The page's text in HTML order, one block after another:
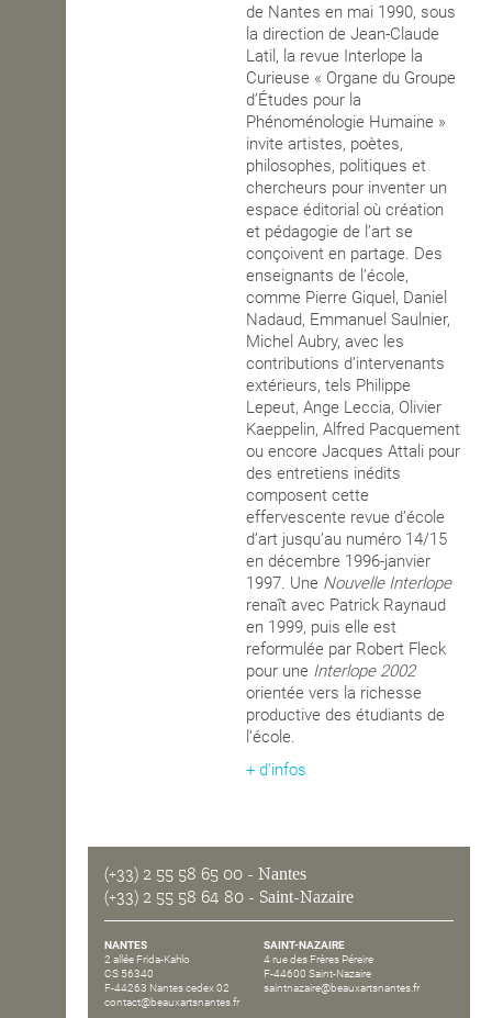
de Nantes en mai 1990, sous
la direction de Jean-Claude
Latil, la revue Interlope la
Curieuse « Organe du Groupe
d’Études pour la
Phénoménologie Humaine »
invite artistes, poètes,
philosophes, politiques et
chercheurs pour inventer un
espace éditorial où création
et pédagogie de l’art se
conçoivent en partage. Des
enseignants de l’école,
comme Pierre Giquel, Daniel
Nadaud, Emmanuel Saulnier,
Michel Aubry, avec les
contributions d’intervenants
extérieurs, tels Philippe
Lepeut, Ange Leccia, Olivier
Kaeppelin, Alfred Pacquement
ou encore Jacques Attali pour
des entretiens inédits
composent cette
effervescente revue d’école
d’art jusqu’au numéro 14/15
en décembre 1996-janvier
1997. Une Nouvelle Interlope
renaît avec Patrick Raynaud
en 1999, puis elle est
reformulée par Robert Fleck
pour une Interlope 2002
orientée vers la richesse
productive des étudiants de
l’école.
+ d'infos
(+33) 2 55 58 65 00 - Nantes
(+33) 2 55 58 64 80 - Saint-Nazaire
NANTES
2 allée Frida-Kahlo
CS 56340
F-44263 Nantes cedex 02
contact@beauxartsnantes.fr
SAINT-NAZAIRE
4 rue des Frères Péreire
F-44600 Saint-Nazaire
saintnazaire@beauxartsnantes.fr